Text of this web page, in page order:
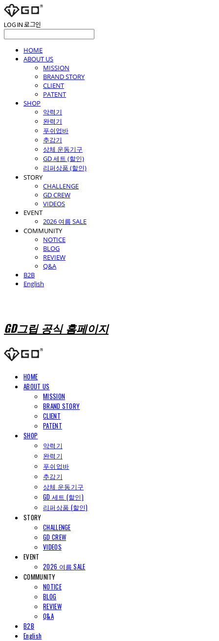
LOG IN로그인
HOME
ABOUT US
MISSION
BRAND STORY
CLIENT
PATENT
SHOP
악력기
완력기
푸쉬업바
추감기
상체 운동기구
GD 세트 (할인)
리퍼상품 (할인)
STORY
CHALLENGE
GD CREW
VIDEOS
EVENT
2026 여름 SALE
COMMUNITY
NOTICE
BLOG
REVIEW
Q&A
B2B
English
GD그립 공식 홈페이지
HOME
ABOUT US
MISSION
BRAND STORY
CLIENT
PATENT
SHOP
악력기
완력기
푸쉬업바
추감기
상체 운동기구
GD 세트 (할인)
리퍼상품 (할인)
STORY
CHALLENGE
GD CREW
VIDEOS
EVENT
2026 여름 SALE
COMMUNITY
NOTICE
BLOG
REVIEW
Q&A
B2B
English